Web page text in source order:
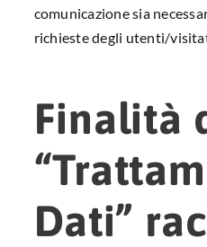
comunicazione sia
richieste degli utenti/
Finalità
Dati”